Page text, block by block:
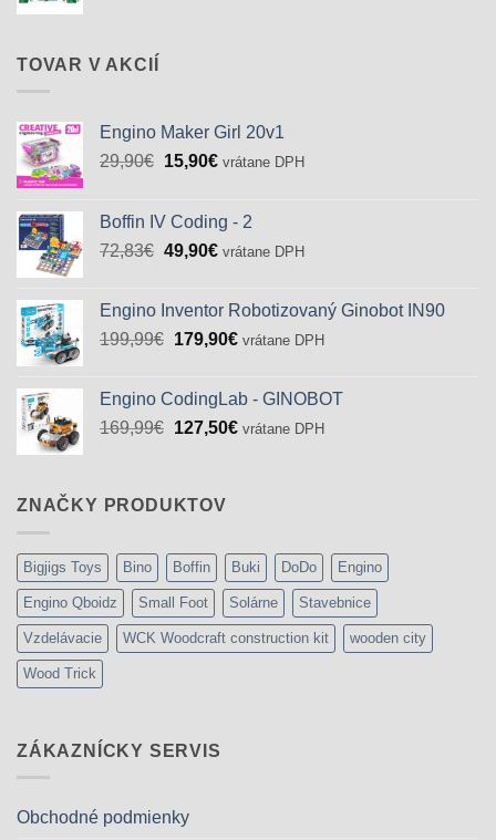
TOVAR V AKCIÍ
Engino Maker Girl 20v1
29,90€ Pôvodná
29,90€.
15,90€Aktuálna
15,90€.
vrátane DPH
Boffin IV Coding - 2
72,83€ Pôvodná
72,83€.
49,90€Aktuálna
49,90€.
vrátane DPH
Engino Inventor Robotizovaný Ginobot IN90
199,99€ Pôvodná
199,99€.
179,90€Aktuálna
179,90€.
vrátane DPH
Engino CodingLab - GINOBOT
169,99€ Pôvodná
169,99€.
127,50€Aktuálna
vrátane DPH
ZNAČKY PRODUKTOV
Bigjigs Toys Bino Boffin Buki DoDo Engino
Engino Qboidz Small Foot Solárne Stavebnice
Vzdelávacie WCK Woodcraft construction kit wooden city
Wood Trick
ZÁKAZNÍCKY SERVIS
Obchodné podmienky